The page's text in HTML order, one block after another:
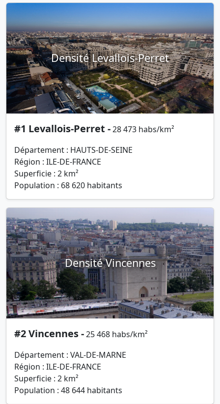
Densité Levallois-Perret
#1 Levallois-Perret -28 473 habs/km²
Département : HAUTS-DE-SEINE
Région : ILE-DE-FRANCE
Superficie : 2 km²
Population : 68 620 habitants
Densité Vincennes
#2 Vincennes -25 468 habs/km²
Département : VAL-DE-MARNE
Région : ILE-DE-FRANCE
Superficie : 2 km²
Population : 48 644 habitants